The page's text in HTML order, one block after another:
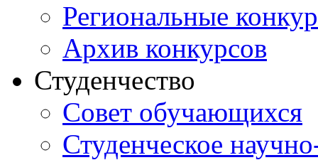
Региональные
Архив конкурсов
Студенчество
Совет обучающихся
Студенческое